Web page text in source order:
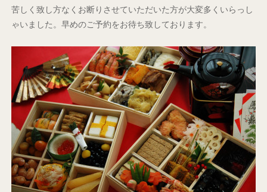
苦しく致し方なくお断りさせていただいた方が大変多くいらっし
ゃいました。早めのご予約をお待ち致しております。